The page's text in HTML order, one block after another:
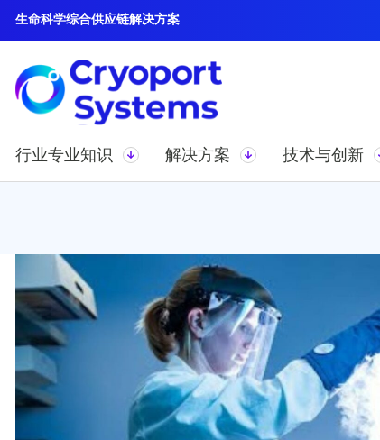
生命科学综合供应链解决方案
行业专业知识 解决方案 技术与创新